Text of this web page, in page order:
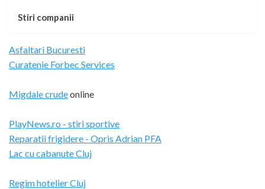
Stiri companii
Asfaltari Bucuresti
Curatenie Forbec Services
Migdale crudeonline
PlayNews.ro - stiri sportive
Reparatii frigidere - Opris Adrian PFA
Lac cu cabanute Cluj
Regim hotelier Cluj